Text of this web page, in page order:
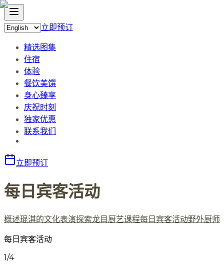
立即预订
精选图集
住宿
体验
餐饮美馔
身心臻享
庆祝时刻
独家优惠
联系我们
立即预订
每日宾客活动
概述琨淇的文化表演探索龙目 厨艺课程每日宾客活动野外厨师
每日宾客活动
1/4